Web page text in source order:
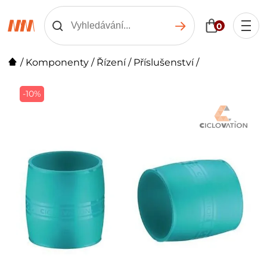
0
/ Komponenty / Řízení/ Příslušenství/
-10%